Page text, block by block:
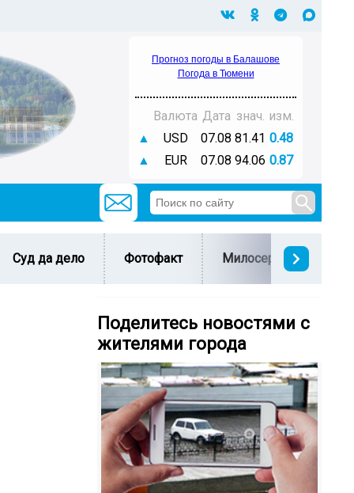
Прогноз погоды в Балашове
Погода в Тюмени
Валюта Дата знач. изм.
▲
USD 07.08 81.41 0.48
▲
EUR 07.08 94.06 0.87
Суд да дело Фотофакт Милосердие
Поделитесь новостями с
жителями города